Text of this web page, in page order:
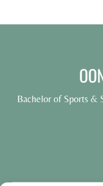
Bachelor of Sports &